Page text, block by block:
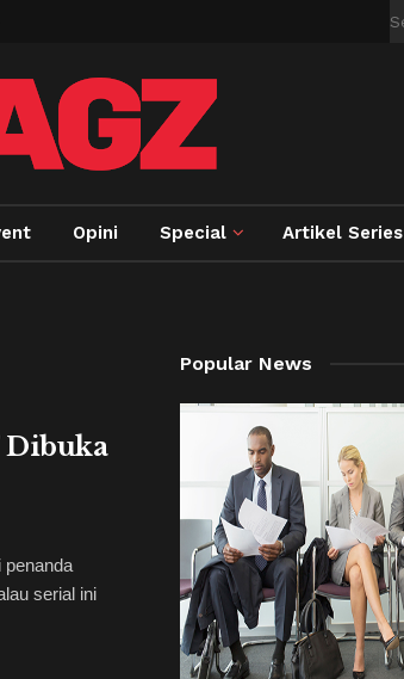
Opini Special Artikel Series
Dibuka
penanda
serial ini
Popular News